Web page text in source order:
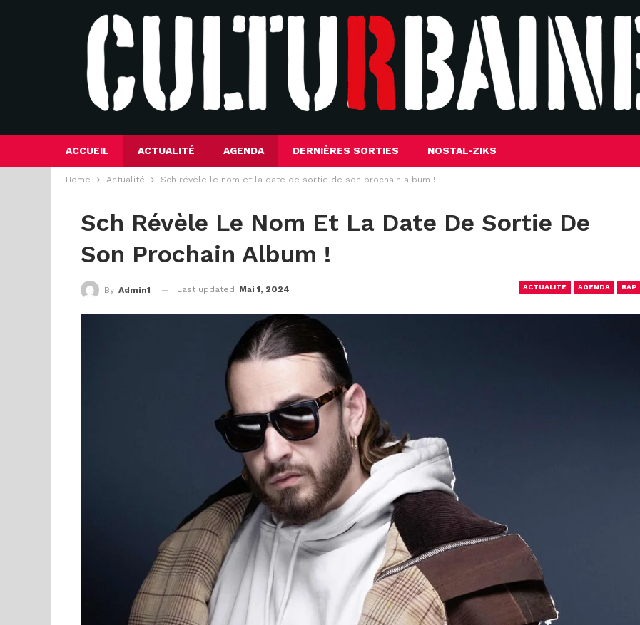
ACCUEIL ACTUALITÉ AGENDA DERNIÈRES SORTIES NOSTAL-ZIKS
Home Actualité Sch révèle le nom et la date de sortie de son prochain album !
Sch Révèle Le Nom Et La Date De Sortie De
Son Prochain Album !
ACTUALITÉ AGENDA RAP
By Admin1 Last updated Mai 1, 2024